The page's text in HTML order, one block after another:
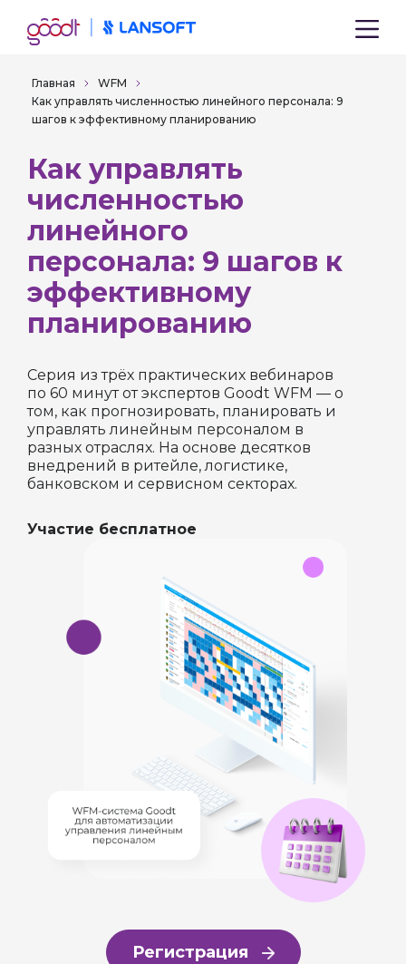
Главная
WFM
Как управлять численностью линейного персонала: 9
шагов к эффективному планированию
Как управлять
численностью
линейного
персонала: 9 шагов к
эффективному
планированию
Серия из трёх практических вебинаров
по 60 минут от экспертов Goodt WFM — о
том, как прогнозировать, планировать и
управлять линейным персоналом в
разных отраслях. На основе десятков
внедрений в ритейле, логистике,
банковском и сервисном секторах.
Участие бесплатное
Регистрация